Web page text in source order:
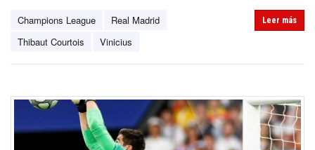
Champions League
Real Madrid
Thibaut Courtois
Vinicius
Leer más